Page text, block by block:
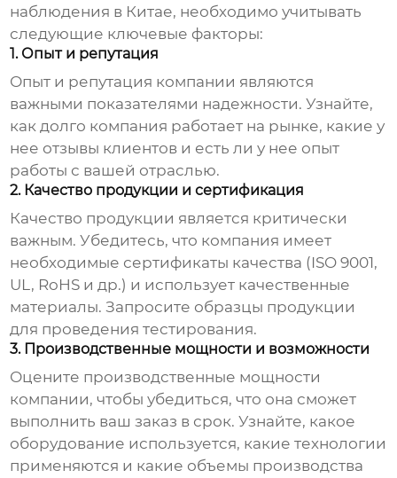
наблюдения в Китае, необходимо учитывать
следующие ключевые факторы:
1. Опыт и репутация
Опыт и репутация компании являются
важными показателями надежности. Узнайте,
как долго компания работает на рынке, какие у
нее отзывы клиентов и есть ли у нее опыт
работы с вашей отраслью.
2. Качество продукции и сертификация
Качество продукции является критически
важным. Убедитесь, что компания имеет
необходимые сертификаты качества (ISO 9001,
UL, RoHS и др.) и использует качественные
материалы. Запросите образцы продукции
для проведения тестирования.
3. Производственные мощности и возможности
Оцените производственные мощности
компании, чтобы убедиться, что она сможет
выполнить ваш заказ в срок. Узнайте, какое
оборудование используется, какие технологии
применяются и какие объемы производства